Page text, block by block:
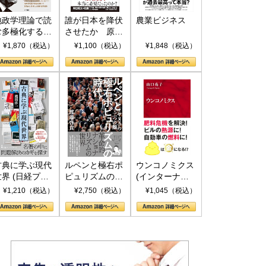
政学理論で読
多極化する世
トランプと
¥1,870（税込）
誰が日本を降伏
させたか 原爆
投下、ソ連参
(PHP新書)
¥1,100（税込）
農業ビジネス
¥1,848（税込）
典に学ぶ現代
界 (日経プレ
アシリーズ)
¥1,210（税込）
ルペンと極右ポ
ピュリズムの時
代：〈ヤヌス〉
¥2,750（税込）
ウンコノミクス
(インターナシ
ョナル新書)
¥1,045（税込）